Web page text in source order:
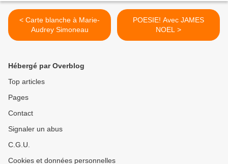
< Carte blanche à Marie-
Audrey Simoneau
POESIE! Avec JAMES
NOEL >
Hébergé par Overblog
Top articles
Pages
Contact
Signaler un abus
C.G.U.
Cookies et données personnelles